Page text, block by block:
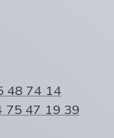
48 74 14
75 47 19 39